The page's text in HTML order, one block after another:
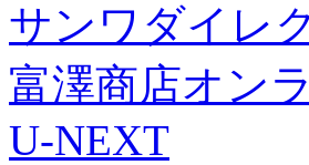
サンワダイレ
富澤商店オン
U-NEXT